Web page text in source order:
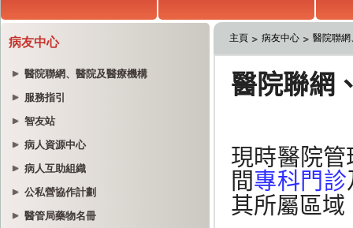
病友中心
醫院聯網、醫院及醫療機構
服務指引
智友站
病人資源中心
病人互助組織
公私營協作計劃
醫管局藥物名冊
主頁 病友中心 醫院聯網